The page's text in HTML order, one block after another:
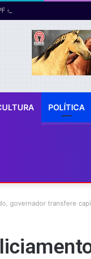
POLÍTICA
governador transfere